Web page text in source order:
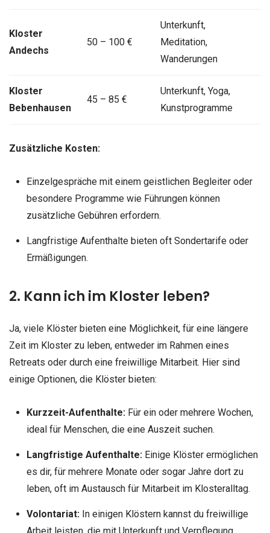
Kloster
Andechs
50 – 100 €
Unterkunft,
Meditation,
Wanderungen
Kloster
Bebenhausen
45 – 85 €
Unterkunft, Yoga,
Kunstprogramme
Zusätzliche Kosten:
Einzelgespräche mit einem geistlichen Begleiter oder
besondere Programme wie Führungen können
zusätzliche Gebühren erfordern.
Langfristige Aufenthalte bieten oft Sondertarife oder
Ermäßigungen.
2. Kann ich im Kloster leben?
Ja, viele Klöster bieten eine Möglichkeit, für eine längere
Zeit im Kloster zu leben, entweder im Rahmen eines
Retreats oder durch eine freiwillige Mitarbeit. Hier sind
einige Optionen, die Klöster bieten:
Kurzzeit-Aufenthalte:Für ein oder mehrere Wochen,
ideal für Menschen, die eine Auszeit suchen.
Langfristige Aufenthalte:Einige Klöster ermöglichen
es dir, für mehrere Monate oder sogar Jahre dort zu
leben, oft im Austausch für Mitarbeit im Klosteralltag.
Volontariat:In einigen Klöstern kannst du freiwillige